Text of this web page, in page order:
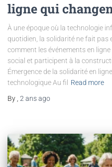
ligne qui
À une époque où la technologie
quotidien, la solidarité ne fait pas
comment les événements en
social et participent à la
Émergence de la solidarité en
technologique Au fil
Read more
By 2 ansago